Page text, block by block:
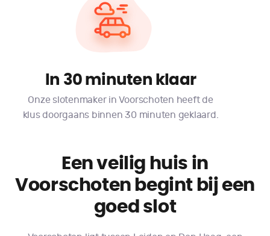
In 30 minuten klaar
Onze slotenmaker in Voorschoten heeft de
klus doorgaans binnen 30 minuten geklaard.
Een veilig huis in
Voorschoten begint bij een
goed slot